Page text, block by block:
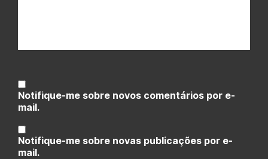
Notifique-me sobre novos comentários por e-
mail.
Notifique-me sobre novas publicações por e-
mail.